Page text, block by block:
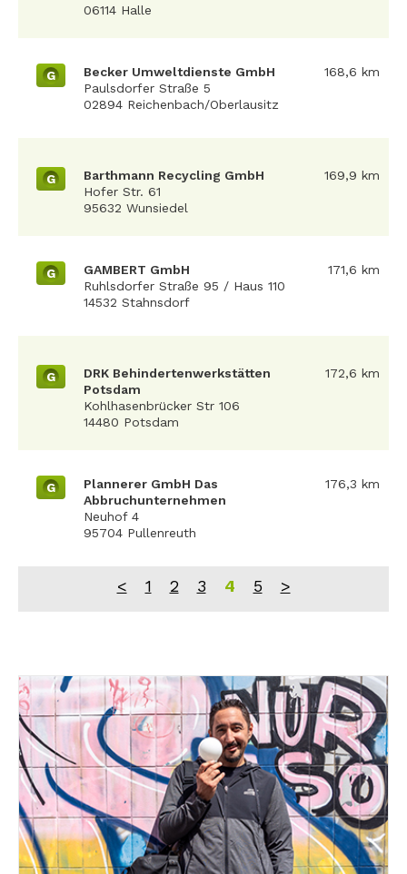
06114 Halle
G
Becker Umweltdienste GmbH
Paulsdorfer Straße 5
02894 Reichenbach/Oberlausitz
168,6 km
G
Barthmann Recycling GmbH
Hofer Str. 61
95632 Wunsiedel
169,9 km
G
GAMBERT GmbH
Ruhlsdorfer Straße 95 / Haus 110
14532 Stahnsdorf
171,6 km
G
DRK Behindertenwerkstätten
Potsdam
Kohlhasenbrücker Str 106
14480 Potsdam
172,6 km
G
Plannerer GmbH Das
Abbruchunternehmen
Neuhof 4
95704 Pullenreuth
176,3 km
< 1 2 3 4 5 >